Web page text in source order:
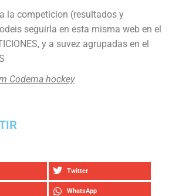
la competicion (resultados y
seguirla en esta misma web en el
y a suvez agrupadas en el
Codema hockey
Twitter
WhatsApp